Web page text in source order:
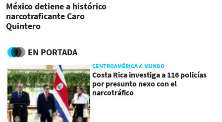
México detiene a histórico
narcotraficante Caro
Quintero
EN PORTADA
CENTROAMÉRICA & MUNDO
Costa Rica investiga a 116 policías
por presunto nexo con el
narcotráfico